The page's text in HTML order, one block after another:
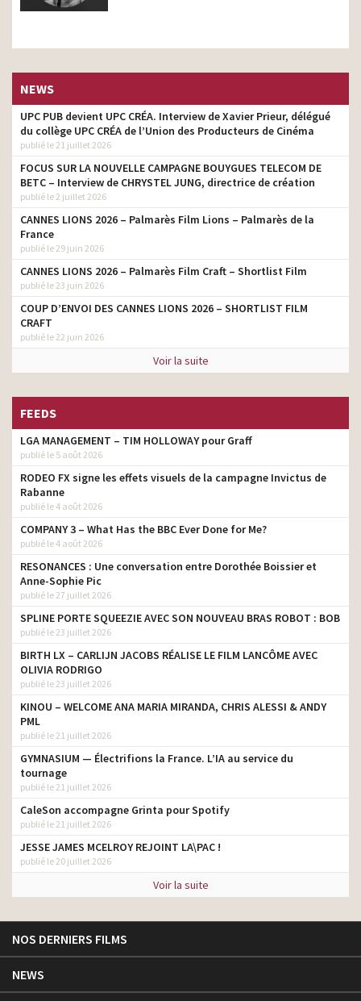
NEWS
UPC PUB devient UPC CRÉA. Interview de Xavier Prieur, délégué
du collège UPC CRÉA de l’Union des Producteurs de Cinéma
publié le 21 juillet 2026
FOCUS SUR LA NOUVELLE CAMPAGNE BOUYGUES TELECOM DE
BETC – Interview de CHRYSTEL JUNG, directrice de création
publié le 2 juillet 2026
CANNES LIONS 2026 – Palmarès Film Lions – Palmarès de la
France
publié le 29 juin 2026
CANNES LIONS 2026 – Palmarès Film Craft – Shortlist Film
publié le 23 juin 2026
COUP D’ENVOI DES CANNES LIONS 2026 – SHORTLIST FILM
CRAFT
publié le 22 juin 2026
Voir la suite
FEEDS
LGA MANAGEMENT – TIM HOLLOWAY pour Graff
publié le 5 août 2026
RODEO FX signe les effets visuels de la campagne Invictus de
Rabanne
publié le 4 août 2026
COMPANY 3 – What Has the BBC Ever Done for Me?
publié le 4 août 2026
RESONANCES : Une conversation entre Dorothée Boissier et
Anne-Sophie Pic
publié le 27 juillet 2026
SPLINE PORTE SQUEEZIE AVEC SON NOUVEAU BRAS ROBOT : BOB
publié le 23 juillet 2026
BIRTH LX – CARLIJN JACOBS RÉALISE LE FILM LANCÔME AVEC
OLIVIA RODRIGO
publié le 23 juillet 2026
KINOU – WELCOME ANA MARIA MIRANDA, CHRIS ALESSI & ANDY
PML
publié le 21 juillet 2026
GYMNASIUM — Électrifions la France. L’IA au service du
tournage
publié le 21 juillet 2026
CaleSon accompagne Grinta pour Spotify
publié le 21 juillet 2026
JESSE JAMES MCELROY REJOINT LA\PAC !
publié le 20 juillet 2026
Voir la suite
NOS DERNIERS FILMS
NEWS